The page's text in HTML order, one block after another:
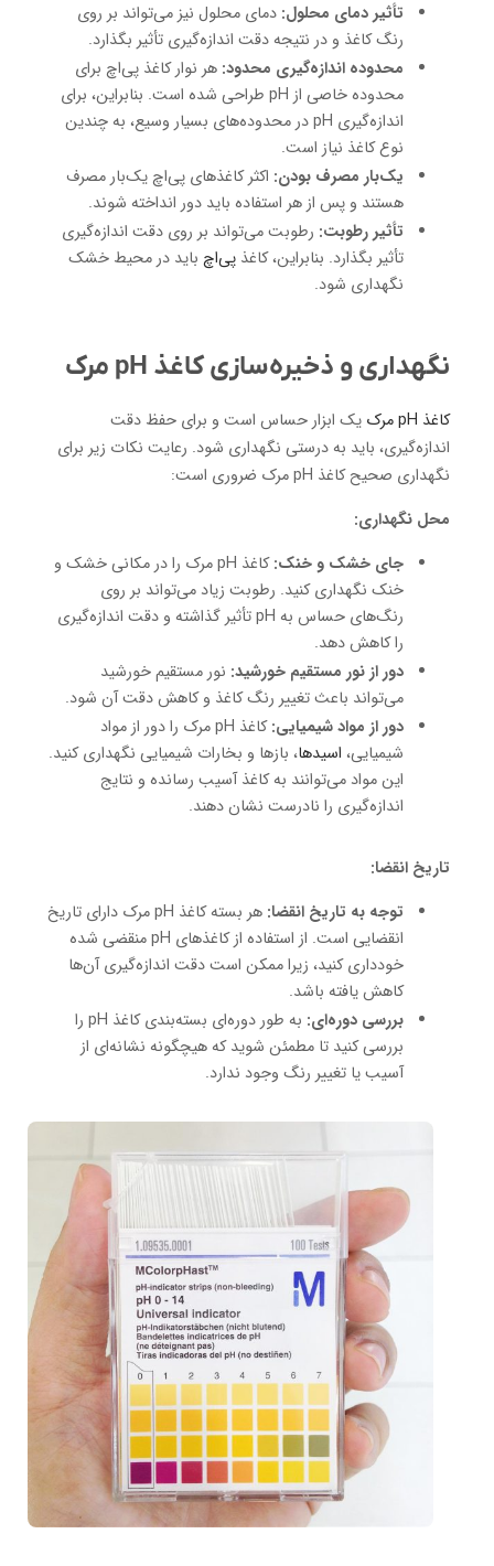
تأثیر دمای محلول: دمای محلول نیز می‌تواند بر روی
رنگ کاغذ و در نتیجه دقت اندازه‌گیری تأثیر بگذارد.
محدوده اندازه‌گیری محدود: هر نوار کاغذ پی‌اچ برای
محدوده خاصی از pH طراحی شده است. بنابراین، برای
اندازه‌گیری pH در محدوده‌های بسیار وسیع، به چندین
نوع کاغذ نیاز است.
یک‌بار مصرف بودن: اکثر کاغذهای پی‌اچ یک‌بار مصرف
هستند و پس از هر استفاده باید دور انداخته شوند.
تأثیر رطوبت: رطوبت می‌تواند بر روی دقت اندازه‌گیری
تأثیر بگذارد. بنابراین، کاغذ پی‌اچ باید در محیط خشک
نگهداری شود.
نگهداری و ذخیره‌سازی کاغذ pH مرک
کاغذ pH مرک
یک ابزار حساس است و برای حفظ دقت
اندازه‌گیری، باید به درستی نگهداری شود. رعایت نکات زیر برای
نگهداری صحیح کاغذ pH مرک ضروری است:
محل نگهداری:
جای خشک و خنک:
کاغذ pH مرک را در مکانی خشک و
خنک نگهداری کنید. رطوبت زیاد می‌تواند بر روی
رنگ‌های حساس به pH تأثیر گذاشته و دقت اندازه‌گیری
را کاهش دهد.
دور از نور مستقیم خورشید: نور مستقیم خورشید
می‌تواند باعث تغییر رنگ کاغذ و کاهش دقت آن شود.
دور از مواد شیمیایی:
کاغذ pH مرک را دور از مواد
شیمیایی، اسیدها، بازها و بخارات شیمیایی نگهداری کنید.
این مواد می‌توانند به کاغذ آسیب رسانده و نتایج
اندازه‌گیری را نادرست نشان دهند.
تاریخ انقضا:
توجه به تاریخ انقضا:
هر بسته کاغذ pH مرک دارای تاریخ
انقضایی است. از استفاده از کاغذهای pH منقضی شده
خودداری کنید، زیرا ممکن است دقت اندازه‌گیری آن‌ها
کاهش یافته باشد.
بررسی دوره‌ای:
به طور دوره‌ای بسته‌بندی کاغذ pH را
بررسی کنید تا مطمئن شوید که هیچگونه نشانه‌ای از
آسیب یا تغییر رنگ وجود ندارد.